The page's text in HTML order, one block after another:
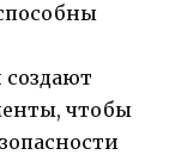
чтобы